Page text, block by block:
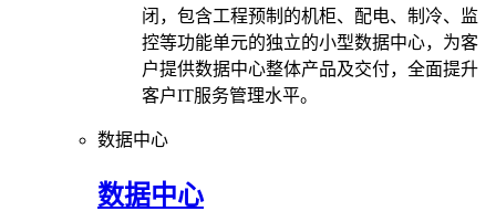
闭，包含工程预制的机柜、配电、制冷、监
控等功能单元的独立的小型数据中心，为客
户提供数据中心整体产品及交付，全面提升
客户IT服务管理水平。
数据中心
数据中心